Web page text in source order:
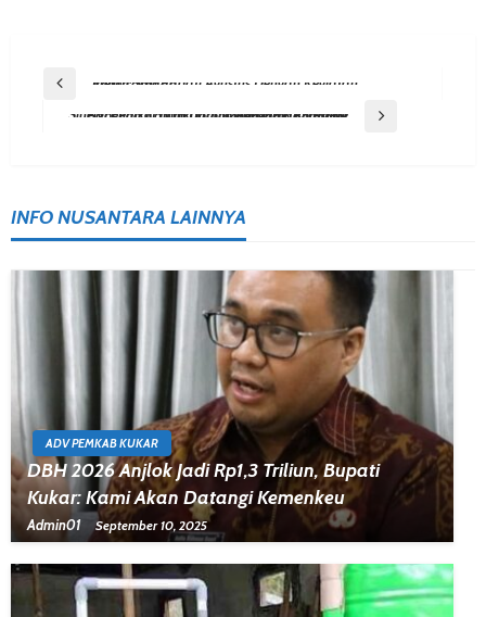
Post
Navigation
Previous Post
Mekar Sari Padati Agustus Dengan Kegiatan Kebersamaan
Next Post
Sinergi Pemkot Balikpapan Dan UPTD Samsat Bapenda Kaltim Dorong Penerimaan Pajak Kendaraan Bermotor
INFO NUSANTARA LAINNYA
ADV PEMKAB KUKAR
DBH 2026 Anjlok Jadi Rp1,3 Triliun, Bupati
Kukar: Kami Akan Datangi Kemenkeu
Admin01 September 10, 2025